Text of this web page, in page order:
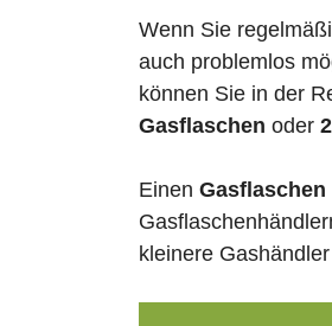
Wenn Sie
auch problemlos
können Sie in der
Gasflaschen oder
Einen
kleinere